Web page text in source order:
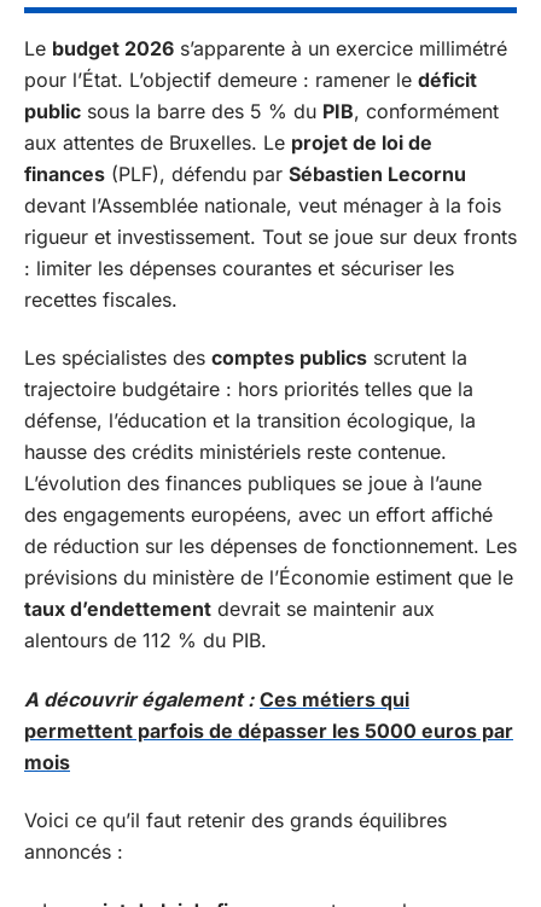
Le budget 2026 s’apparente à un exercice millimétré
pour l’État. L’objectif demeure : ramener le déficit
public sous la barre des 5 % du PIB, conformément
aux attentes de Bruxelles. Le projet de loi de
finances (PLF), défendu par Sébastien Lecornu
devant l’Assemblée nationale, veut ménager à la fois
rigueur et investissement. Tout se joue sur deux fronts
: limiter les dépenses courantes et sécuriser les
recettes fiscales.
Les spécialistes des comptes publics scrutent la
trajectoire budgétaire : hors priorités telles que la
défense, l’éducation et la transition écologique, la
hausse des crédits ministériels reste contenue.
L’évolution des finances publiques se joue à l’aune
des engagements européens, avec un effort affiché
de réduction sur les dépenses de fonctionnement. Les
prévisions du ministère de l’Économie estiment que le
taux d’endettement devrait se maintenir aux
alentours de 112 % du PIB.
A découvrir également : Ces métiers qui
permettent parfois de dépasser les 5000 euros par
mois
Voici ce qu’il faut retenir des grands équilibres
annoncés :